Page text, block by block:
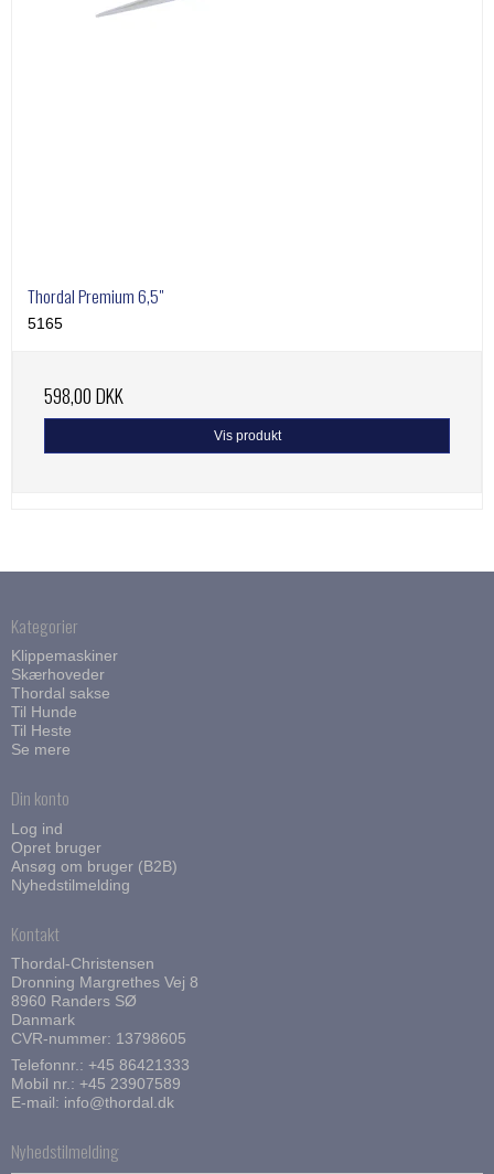
Thordal Premium 6,5"
5165
598,00 DKK
Vis produkt
Kategorier
Klippemaskiner
Skærhoveder
Thordal sakse
Til Hunde
Til Heste
Se mere
Din konto
Log ind
Opret bruger
Ansøg om bruger (B2B)
Nyhedstilmelding
Kontakt
Thordal-Christensen
Dronning Margrethes Vej 8
8960 Randers SØ
Danmark
CVR-nummer: 13798605
Telefonnr.: +45 86421333
Mobil nr.: +45 23907589
E-mail: info@thordal.dk
Nyhedstilmelding